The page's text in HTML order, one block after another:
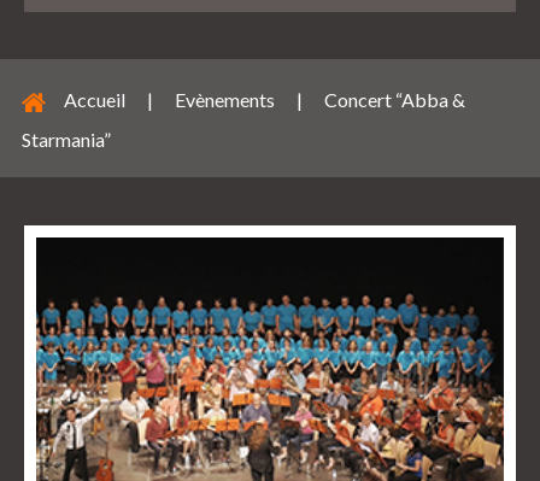
Accueil | Evènements |
Concert “Abba &
Starmania”